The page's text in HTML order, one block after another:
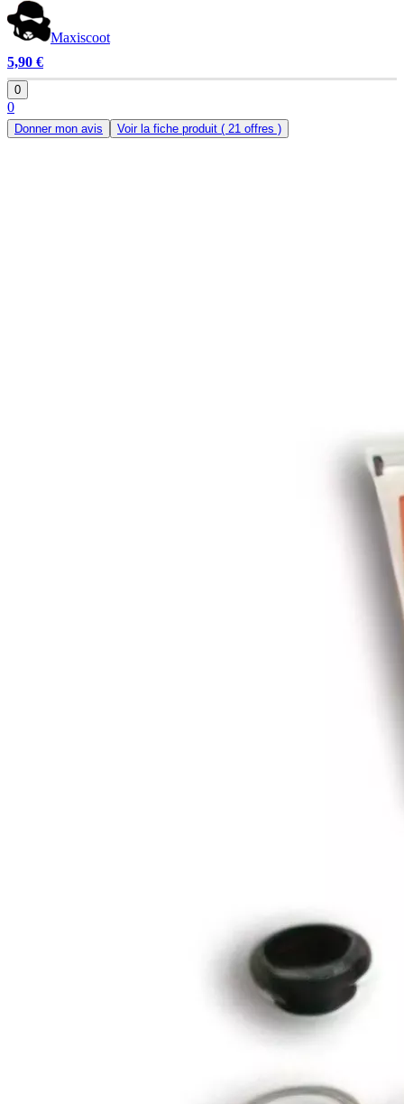
Maxiscoot
5,90 €
0
0
Donner mon avis Voir la fiche produit ( 21 offres )